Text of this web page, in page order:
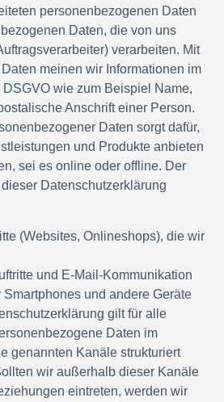
personenbezogenen Daten
Daten, die von uns
verarbeiten. Mit
meinen wir Informationen im
DSGVO wie zum Beispiel Name,
Anschrift einer Person.
Daten sorgt dafür,
und Produkte anbieten
sei es online oder offline. Der
Datenschutzerklärung
(Websites, Onlineshops), die wir
und E-Mail-Kommunikation
Smartphones und andere Geräte
gilt für alle
Daten im
genannten Kanäle strukturiert
wir außerhalb dieser Kanäle
eintreten, werden wir